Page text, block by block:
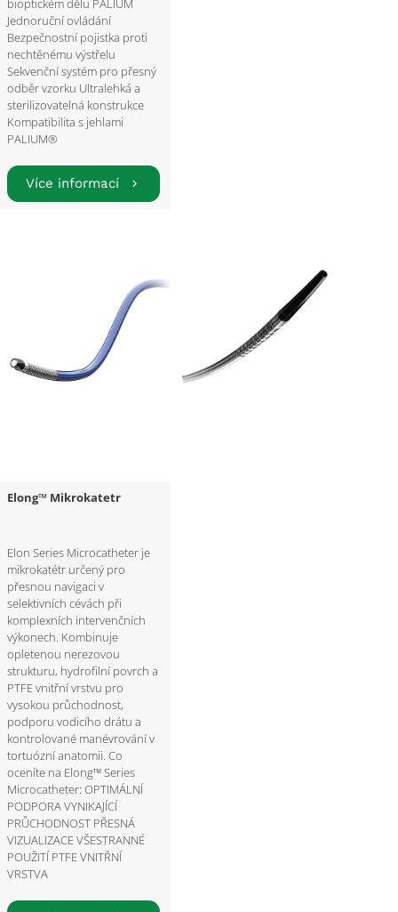
bioptickém dělu PALIUM
Jednoruční ovládání
Bezpečnostní pojistka proti
nechtěnému výstřelu
Sekvenční systém pro přesný
odběr vzorku Ultralehká a
sterilizovatelná konstrukce
Kompatibilita s jehlami
PALIUM®
Více informací
Elong™ Mikrokatetr
Elon Series Microcatheter je
mikrokatétr určený pro
přesnou navigaci v
selektivních cévách při
komplexních intervenčních
výkonech. Kombinuje
opletenou nerezovou
strukturu, hydrofilní povrch a
PTFE vnitřní vrstvu pro
vysokou průchodnost,
podporu vodicího drátu a
kontrolované manévrování v
tortuózní anatomii. Co
oceníte na Elong™ Series
Microcatheter: OPTIMÁLNÍ
PODPORA VYNIKAJÍCÍ
PRŮCHODNOST PŘESNÁ
VIZUALIZACE VŠESTRANNÉ
POUŽITÍ PTFE VNITŘNÍ
VRSTVA